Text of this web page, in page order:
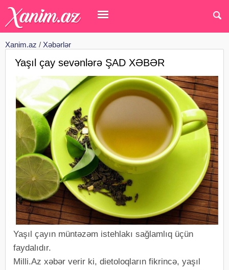
Xanim.az / Xəbərlər
Yaşıl çay sevənlərə ŞAD XƏBƏR
Yaşıl çayın müntəzəm istehlakı sağlamlıq üçün
faydalıdır.
Milli.Az xəbər verir ki, dietoloqların fikrincə, yaşıl